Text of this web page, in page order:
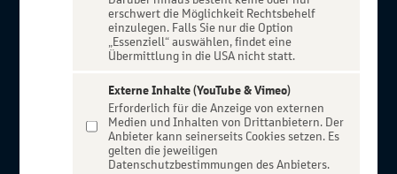
Über BBBank-Entertain
Service für alle Kunden der BBBank. Auf unserem einzigartigen
Portal finden Sie Tickets für atemberaubende Konzerte,
Musicals und Shows, die Fußball-Bundesliga sowie die
Champions League und die Europa League.
erschwert die Möglichkeit Rechtsbehelf
einzulegen. Falls Sie nur die Option
„Essenziell“ auswählen, findet eine
Übermittlung in die USA nicht statt.
Externe Inhalte (YouTube & Vimeo)
Erforderlich für die Anzeige von externen
Medien und Inhalten von Drittanbietern. Der
Anbieter kann seinerseits Cookies setzen. Es
gelten die jeweiligen
Datenschutzbestimmungen des Anbieters.